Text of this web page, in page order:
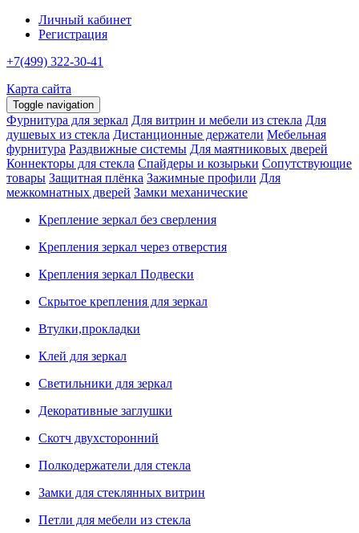
Личный кабинет
Регистрация
+7(499) 322-30-41
Карта сайта
Toggle navigation
Фурнитура для зеркал Для витрин и мебели из стекла Для
душевых из стекла Дистанционные держатели Мебельная
фурнитура Раздвижные системы Для маятниковых дверей
Коннекторы для стекла Спайдеры и козырьки Сопутствующие
товары Защитная плёнка Зажимные профили Для
межкомнатных дверей Замки механические
Крепление зеркал без сверления
Крепления зеркал через отверстия
Крепления зеркал Подвески
Скрытое крепления для зеркал
Втулки,прокладки
Клей для зеркал
Светильники для зеркал
Декоративные заглушки
Скотч двухсторонний
Полкодержатели для стекла
Замки для стеклянных витрин
Петли для мебели из стекла